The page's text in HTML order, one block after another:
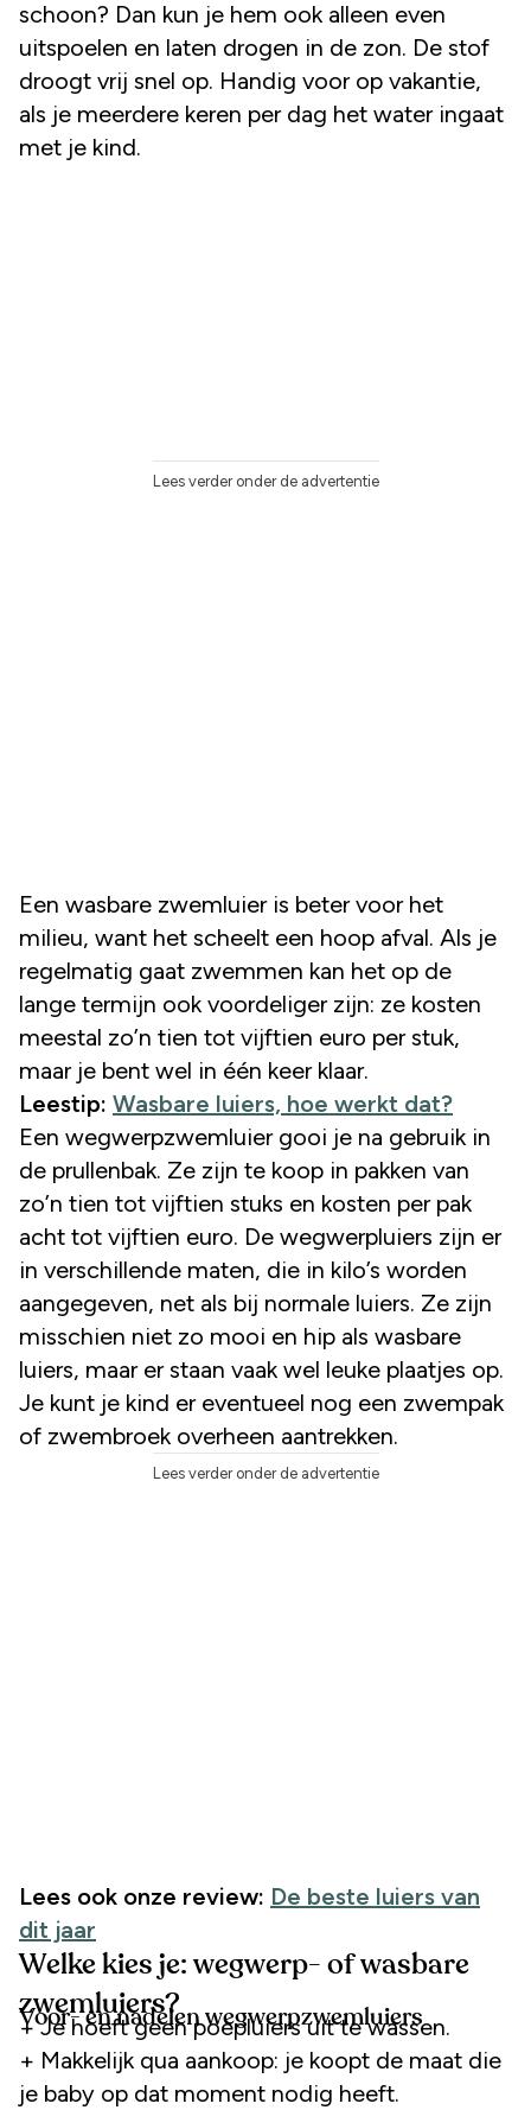
schoon? Dan kun je hem ook alleen even
uitspoelen en laten drogen in de zon. De stof
droogt vrij snel op. Handig voor op vakantie,
als je meerdere keren per dag het water ingaat
met je kind.
Lees verder onder de advertentie
Een wasbare zwemluier is beter voor het
milieu, want het scheelt een hoop afval. Als je
regelmatig gaat zwemmen kan het op de
lange termijn ook voordeliger zijn: ze kosten
meestal zo’n tien tot vijftien euro per stuk,
maar je bent wel in één keer klaar.
Leestip: Wasbare luiers, hoe werkt dat?
Een wegwerpzwemluier gooi je na gebruik in
de prullenbak. Ze zijn te koop in pakken van
zo’n tien tot vijftien stuks en kosten per pak
acht tot vijftien euro. De wegwerpluiers zijn er
in verschillende maten, die in kilo’s worden
aangegeven, net als bij normale luiers. Ze zijn
misschien niet zo mooi en hip als wasbare
luiers, maar er staan vaak wel leuke plaatjes op.
Je kunt je kind er eventueel nog een zwempak
of zwembroek overheen aantrekken.
Lees verder onder de advertentie
Lees ook onze review: De beste luiers van
dit jaar
Welke kies je: wegwerp- of wasbare
zwemluiers?
Voor- en nadelen wegwerpzwemluiers
+ Je hoeft geen poepluiers uit te wassen.
+ Makkelijk qua aankoop: je koopt de maat die
je baby op dat moment nodig heeft.